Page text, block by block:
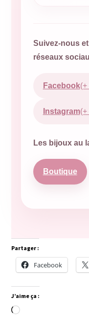
Suivez-nous
réseaux
Facebook(+
Instagram(+
Les bijoux au
Boutique
Partager :
Facebook
J’aime ça :
Chargement…